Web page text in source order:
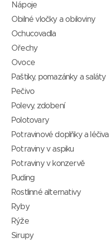
Nápoje
Obilné vločky a obiloviny
Ochucovadla
Ořechy
Ovoce
Paštiky, pomazánky a saláty
Pečivo
Polevy, zdobení
Polotovary
Potravinové doplňky a léčiva
Potraviny v aspiku
Potraviny v konzervě
Puding
Rostlinné alternativy
Ryby
Rýže
Sirupy